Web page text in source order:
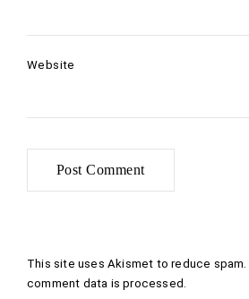
Website
This site uses Akismet to reduce spam.
comment data is processed .